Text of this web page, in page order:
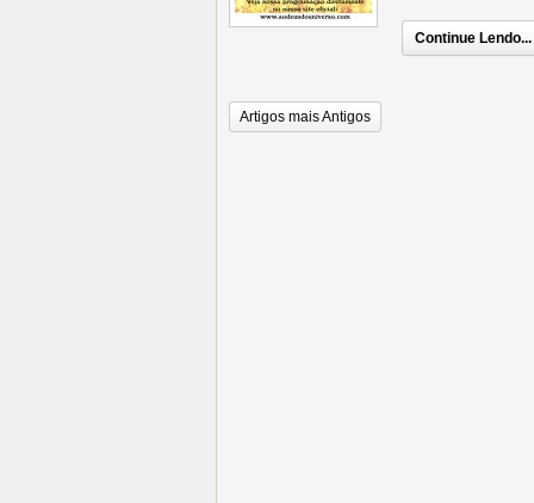
Continue Lendo...
Artigos mais Antigos